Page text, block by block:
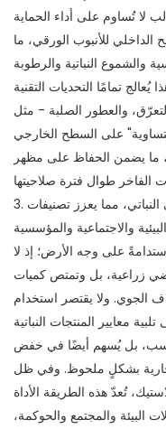
لا تُساوم على أداء الحماية
للأنبوب الورقي، ما
والشموع النباتية والرطوبة
تمامًا التحديات التقنية
والعطور الصلبة - مثل
على السطح الخارجي
ما يضمن الحفاظ على مظهر
3. يتوافق تماماً مع مبادئ النظام الغذائي النباتي، مما يعزز تصنيفات
على وجه الأرض؛ إذ لا
زراعية، بل وتمتص كميات
الجوي. ولا يقتصر استخدام
معايير المنتجات النباتية
بل يُسهم أيضًا في خفض
بشكلٍ ملحوظ. وفي ظل
تُعدّ هذه الطريقة الأداة
البيئة والمجتمع والحوكمة،